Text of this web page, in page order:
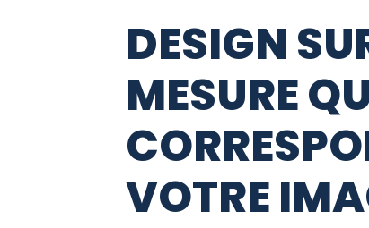
DESIGN
MESURE
VOTRE